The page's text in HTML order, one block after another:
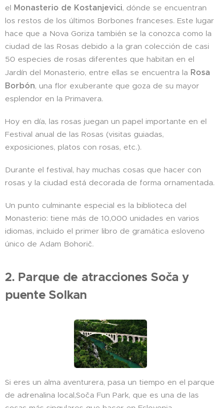
el Monasterio de Kostanjevici, dónde se encuentran
los restos de los últimos Borbones franceses. Este lugar
hace que a Nova Goriza también se la conozca como la
ciudad de las Rosas debido a la gran colección de casi
50 especies de rosas diferentes que habitan en el
Jardín del Monasterio, entre ellas se encuentra la Rosa
Borbón, una flor exuberante que goza de su mayor
esplendor en la Primavera.
Hoy en día, las rosas juegan un papel importante en el
Festival anual de las Rosas (visitas guiadas,
exposiciones, platos con rosas, etc.).
Durante el festival, hay muchas cosas que hacer con
rosas y la ciudad está decorada de forma ornamentada.
Un punto culminante especial es la biblioteca del
Monasterio: tiene más de 10,000 unidades en varios
idiomas, incluido el primer libro de gramática esloveno
único de Adam Bohorič.
2. Parque de atracciones Soča y
puente Solkan
Si eres un alma aventurera, pasa un tiempo en el parque
de adrenalina local,Soča Fun Park, que es una de las